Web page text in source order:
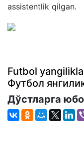
assistentlik qilgan.
Futbol
Футбол
Дўстларга